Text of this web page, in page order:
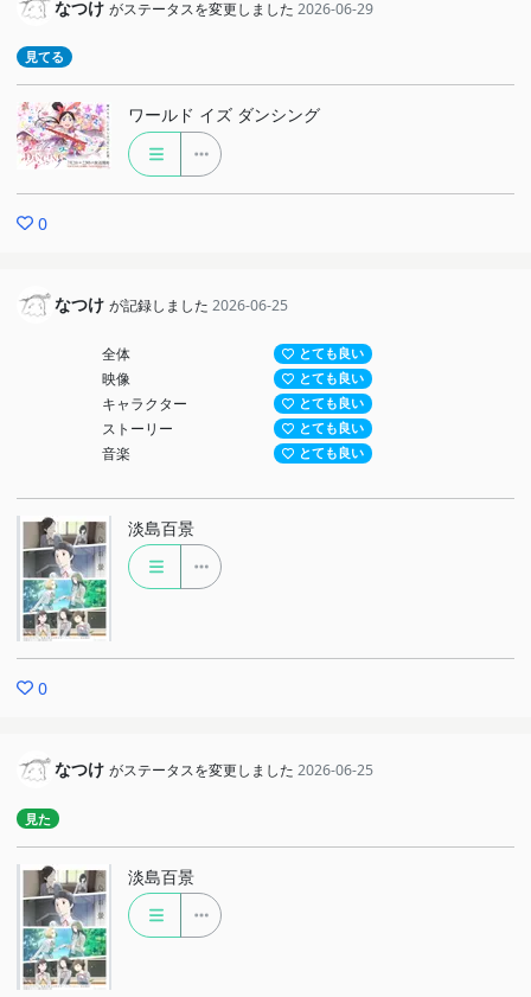
なつけ がステータスを変更しました 2026-06-29
見てる
ワールド イズ ダンシング
0
なつけ が記録しました 2026-06-25
全体 とても良い
映像 とても良い
キャラクター とても良い
ストーリー とても良い
音楽 とても良い
淡島百景
0
なつけ がステータスを変更しました 2026-06-25
見た
淡島百景